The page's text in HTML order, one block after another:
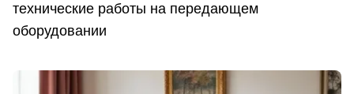
технические работы на передающем
оборудовании